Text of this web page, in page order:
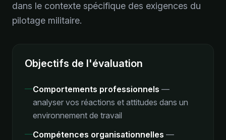
dans le contexte spécifique des exigences du
pilotage militaire.
Objectifs de l'évaluation
Comportements professionnels —
analyser vos réactions et attitudes dans un
environnement de travail
Compétences organisationnelles —